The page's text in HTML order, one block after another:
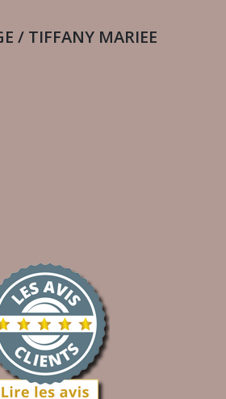
/ TIFFANY MARIEE